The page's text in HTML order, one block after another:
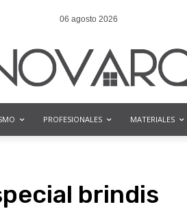
06 agosto 2026
PROFESIONALES MATERIALES
brindis